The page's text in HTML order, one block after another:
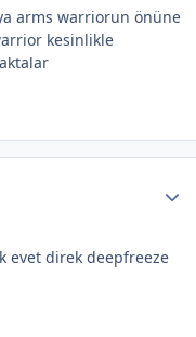
arms warriorun önüne
kesinlikle
evet direk deepfreeze